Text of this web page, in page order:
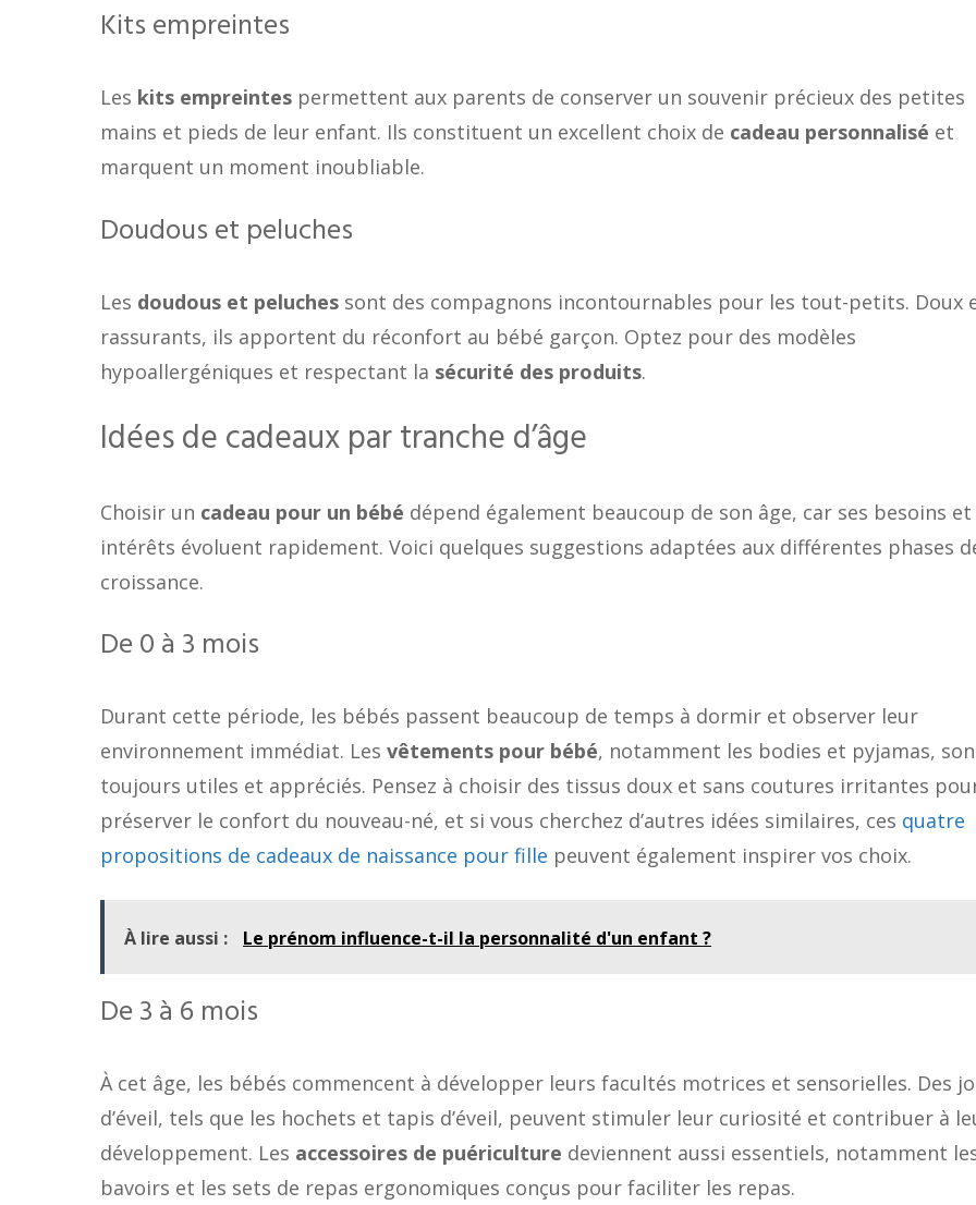
Kits empreintes
Les kits empreintes permettent aux parents de conserver un souvenir précieux des petites
mains et pieds de leur enfant. Ils constituent un excellent choix de cadeau personnalisé et
marquent un moment inoubliable.
Doudous et peluches
Les doudous et peluches sont des compagnons incontournables pour les tout-petits. Doux
rassurants, ils apportent du réconfort au bébé garçon. Optez pour des modèles
hypoallergéniques et respectant la sécurité des produits.
Idées de cadeaux par tranche d’âge
Choisir un cadeau pour un bébé dépend également beaucoup de son âge, car ses besoins et
intérêts évoluent rapidement. Voici quelques suggestions adaptées aux différentes phases
croissance.
De 0 à 3 mois
Durant cette période, les bébés passent beaucoup de temps à dormir et observer leur
environnement immédiat. Les vêtements pour bébé, notamment les bodies et pyjamas,
toujours utiles et appréciés. Pensez à choisir des tissus doux et sans coutures irritantes
préserver le confort du nouveau-né, et si vous cherchez d’autres idées similaires, ces quatre
propositions de cadeaux de naissance pour fille peuvent également inspirer vos choix.
À lire aussi : Le prénom influence-t-il la personnalité d'un enfant ?
De 3 à 6 mois
À cet âge, les bébés commencent à développer leurs facultés motrices et sensorielles. Des
d’éveil, tels que les hochets et tapis d’éveil, peuvent stimuler leur curiosité et contribuer à
développement. Les accessoires de puériculture deviennent aussi essentiels, notamment
bavoirs et les sets de repas ergonomiques conçus pour faciliter les repas.